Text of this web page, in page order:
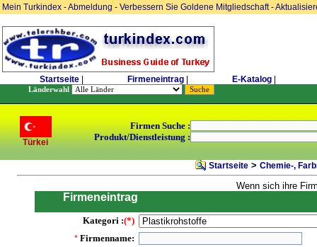
Mein Turkindex -Abmeldung- Verbessern Sie Goldene Mitgliedschaft-
Startseite Firmeneintrag E-Katalog
Länderwahl
Türkei
Firmen Suche :
Produkt/Dienstleistung :
Startseite > Chemie-,
Wenn sich ihre
Firmeneintrag
Kategori :(*)
* Firmenname: